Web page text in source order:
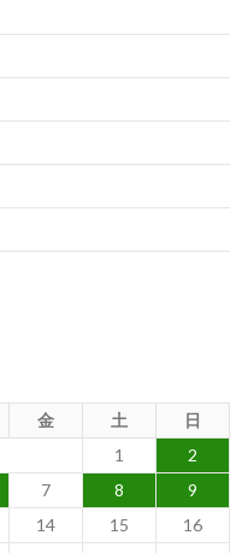
金 土
日
1
2
7 8
9
14 15
16